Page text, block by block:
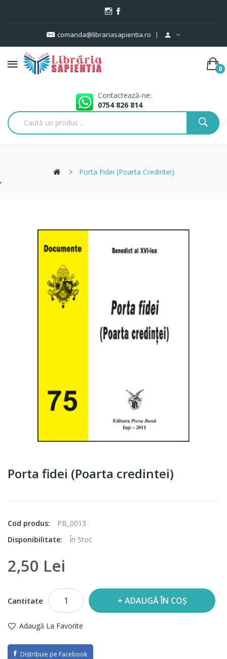
comanda@librariasapientia.ro
Contactează-ne:
0754 826 814
0
Porta Fidei (Poarta Credintei)
Porta fidei (Poarta credintei)
Cod produs:
PB_0013
Disponibilitate:
În Stoc
2,50 Lei
Cantitate ADAUGĂ ÎN COȘ
Adaugă La Favorite
Distribuie pe Facebook